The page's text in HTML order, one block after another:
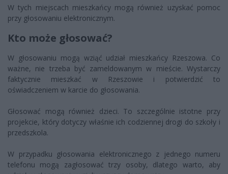
W tych miejscach mieszkańcy mogą również uzyskać pomoc
przy głosowaniu elektronicznym.
Kto może głosować?
W głosowaniu mogą wziąć udział mieszkańcy Rzeszowa. Co
ważne, nie trzeba być zameldowanym w mieście. Wystarczy
faktycznie mieszkać w Rzeszowie i potwierdzić to
oświadczeniem w karcie do głosowania.
Głosować mogą również dzieci. To szczególnie istotne przy
projekcie, który dotyczy właśnie ich codziennej drogi do szkoły i
przedszkola.
W przypadku głosowania elektronicznego z jednego numeru
telefonu mogą zagłosować trzy osoby, dlatego warto, aby